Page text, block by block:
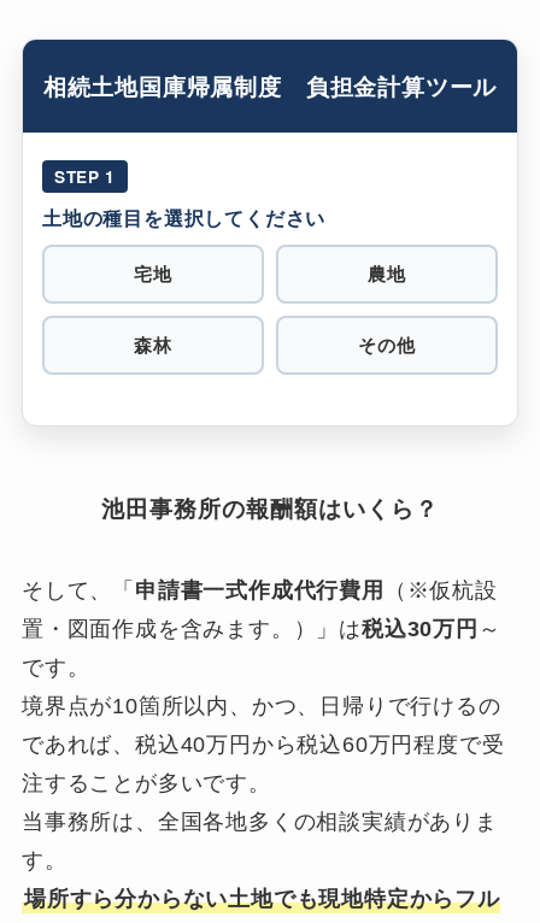
相続土地国庫帰属制度 負担金計算ツール
STEP 1
土地の種目を選択してください
宅地 農地
森林 その他
池田事務所の報酬額はいくら？
そして、「 申請書一式作成代行費用
（※仮杭設
置・図面作成を含みます。）」は税込30万円 ～
です。
境界点が10箇所以内、かつ、日帰りで行けるの
であれば、税込40万円から税込60万円程度で受
注することが多いです。
当事務所は、全国各地多くの相談実績がありま
す。
場所すら分からない土地でも現地特定からフル